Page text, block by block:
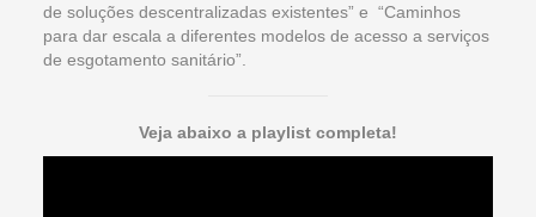
de soluções descentralizadas existentes” e “Caminhos
para dar escala a diferentes modelos de acesso a serviços
de esgotamento sanitário”.
Veja abaixo a playlist completa!